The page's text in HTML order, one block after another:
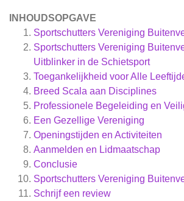
INHOUDSOPGAVE
Sportschutters Vereniging
Sportschutters Vereniging
Uitblinker in de Schietsport
Toegankelijkheid voor Alle
Breed Scala aan Disciplines
Professionele Begeleiding en
Een Gezellige Vereniging
Openingstijden en Activiteiten
Aanmelden en Lidmaatschap
Conclusie
Sportschutters Vereniging
Schrijf een review